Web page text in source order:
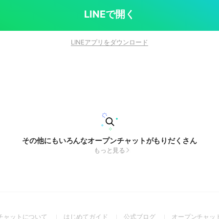
LINEで開く
LINEアプリをダウンロード
その他にもいろんなオープンチャットがもりだくさん
もっと見る
ャットについて (Openはじめてガイド (Open公式ブログ (Openオープンチャッ